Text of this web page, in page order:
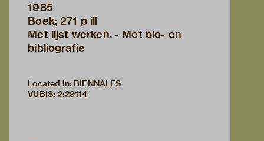
1985
Boek; 271 p ill
Met lijst werken. - Met bio- en
bibliografie
Located in: BIENNALES
VUBIS: 2:29114